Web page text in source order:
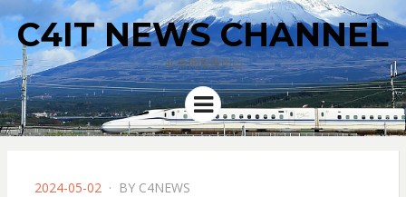
C4IT NEWS CHANNEL
4C新聞集散中心
Menu
POSTED
2024-05-02 BY C4NEWS